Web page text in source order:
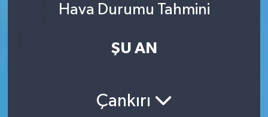
Hava Durumu Tahmini
ŞU AN
Çankırı
Son Dakika Haberleri